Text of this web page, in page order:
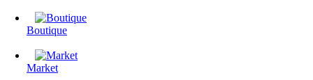
Boutique
Market